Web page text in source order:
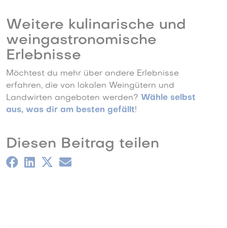
Weitere kulinarische und
weingastronomische
Erlebnisse
Möchtest du mehr über andere Erlebnisse
erfahren, die von lokalen Weingütern und
Landwirten angeboten werden? Wähle selbst
aus, was dir am besten gefällt!
Diesen Beitrag teilen